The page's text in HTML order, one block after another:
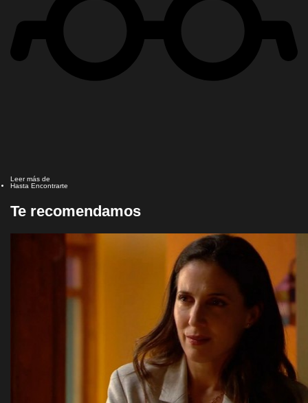
Leer más de
Hasta Encontrarte
Te recomendamos